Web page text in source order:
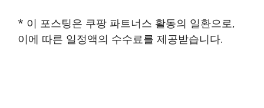
* 이 포스팅은 쿠팡 파트너스 활동의 일환으로,
이에 따른 일정액의 수수료를 제공받습니다.